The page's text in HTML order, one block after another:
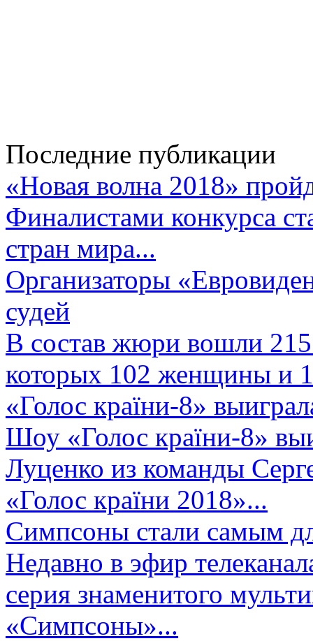
Последние публикации
«Новая волна 2018»
Финалистами конкурса
стран мира...
Организаторы
судей
В состав жюри вошли 215
которых 102 женщины и
«Голос країни-8»
Шоу «Голос країни-8»
Луценко из команды
«Голос країни 2018»...
Симпсоны стали самым
Недавно в эфир
серия знаменитого
«Симпсоны»...